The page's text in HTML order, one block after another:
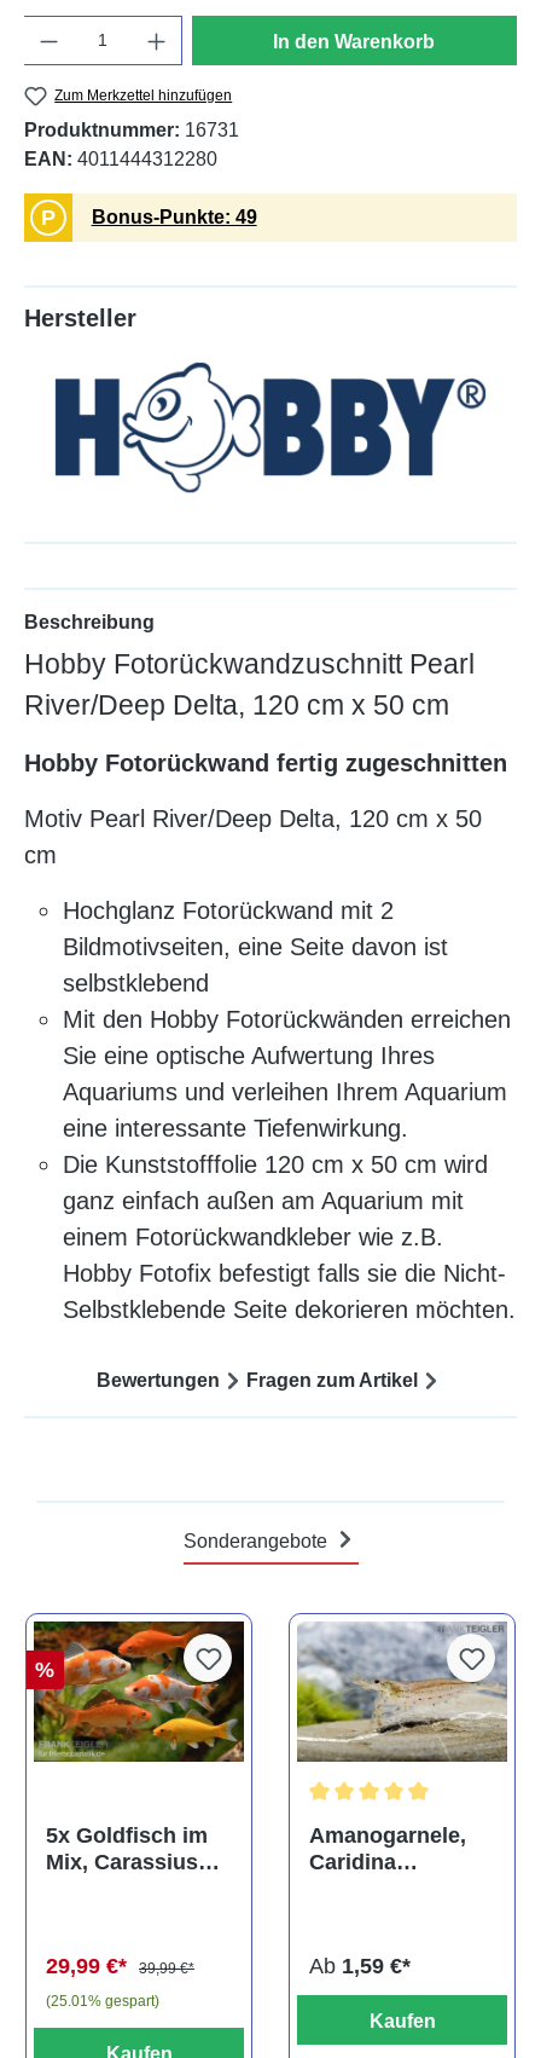
In den Warenkorb
Zum Merkzettel hinzufügen
Produktnummer: 16731
EAN: 4011444312280
P Bonus-Punkte: 49
Hersteller
Beschreibung
Hobby Fotorückwandzuschnitt Pearl
River/Deep Delta, 120 cm x 50 cm
Hobby Fotorückwand fertig zugeschnitten
Motiv Pearl River/Deep Delta, 120 cm x 50
cm
Hochglanz Fotorückwand mit 2
Bildmotivseiten, eine Seite davon ist
selbstklebend
Mit den Hobby Fotorückwänden erreichen
Sie eine optische Aufwertung Ihres
Aquariums und verleihen Ihrem Aquarium
eine interessante Tiefenwirkung.
Die Kunststofffolie 120 cm x 50 cm wird
ganz einfach außen am Aquarium mit
einem Fotorückwandkleber wie z.B.
Hobby Fotofix befestigt falls sie die Nicht-
Selbstklebende Seite dekorieren möchten.
Bewertungen Fragen zum Artikel
Sonderangebote
%
5x Goldfisch im
Mix, Carassius
29,99 €*
39,99 €*
(25.01% gespart)
Amanogarnele,
Caridina
Ab 1,59 €*
Kaufen